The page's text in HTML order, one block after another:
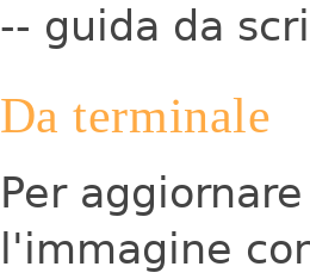
-- guida da
Da terminale
Per
l'immagine